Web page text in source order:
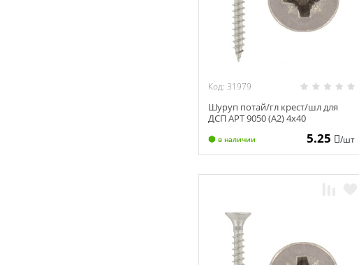
Код: 31979
Шуруп потай/гл крест/шл для
ДСП АРТ 9050 (А2) 4х40
в наличии 5.25 /шт